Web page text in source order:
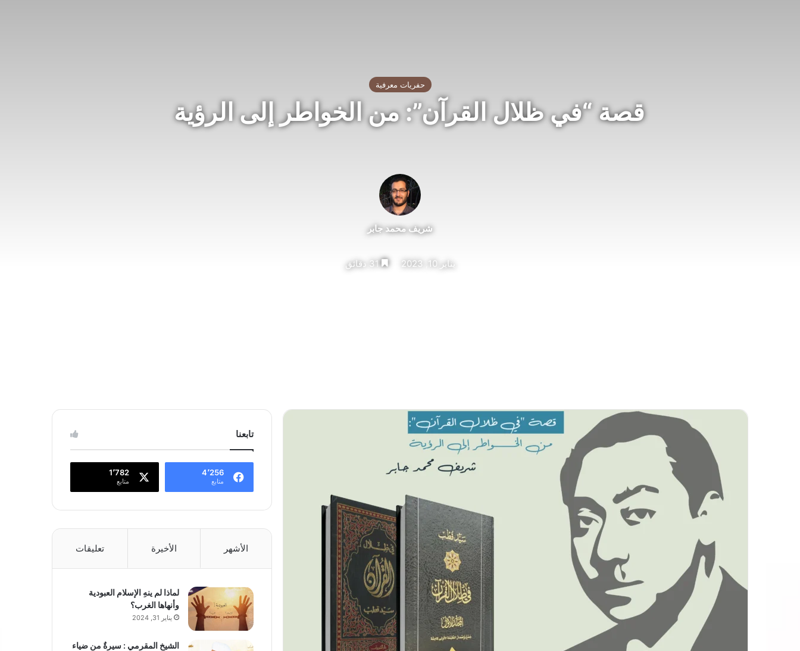
حفريات معرفية
قصة “في ظلال القرآن”: من الخواطر إلى الرؤية
شريف محمد جابر
يناير 10, 2023 31 دقائق
تابعنا
4٬256
متابع
1٬782
متابع
الأشهر الأخيرة تعليقات
لماذا لم ينهِ الإسلام العبودية
وأنهاها الغرب؟
يناير 31, 2024
الشيخ المقرمي : سيرةٌ من ضياء